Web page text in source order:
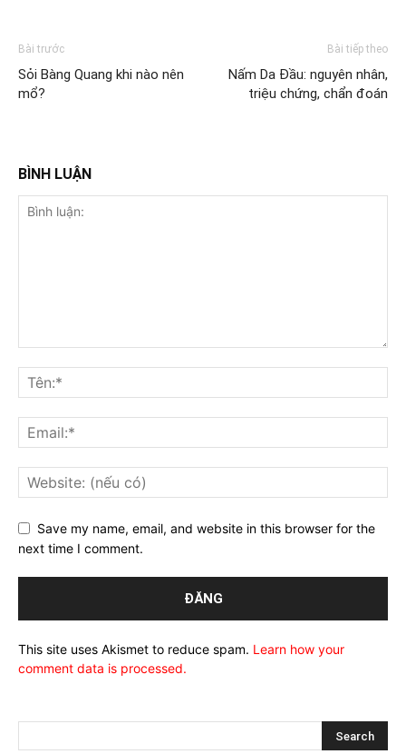
Bài trước
Sỏi Bàng Quang khi nào nên
mổ?
Bài tiếp theo
Nấm Da Đầu: nguyên nhân,
triệu chứng, chẩn đoán
BÌNH LUẬN
Save my name, email, and website in this browser for the
next time I comment.
This site uses Akismet to reduce spam. Learn how your
comment data is processed.